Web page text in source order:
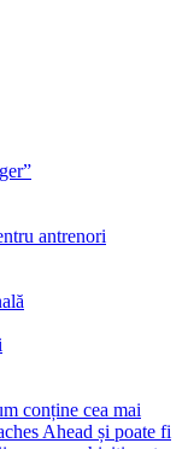
antrenori
conține cea mai
Ahead și poate fi